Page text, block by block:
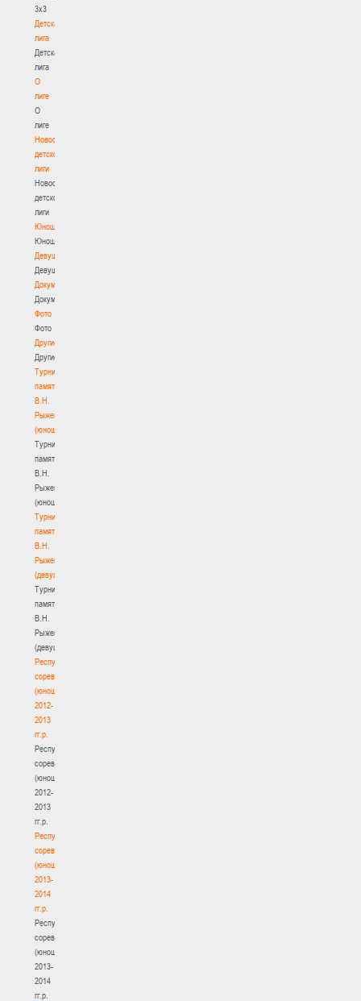
3х3
Детская
лига
Детская
лига
О
лиге
О
лиге
Новости
детской
лиги
Новости
детской
лиги
Юноши
Юноши
Девушки
Девушки
Документы
Документы
Фото
Фото
Другие
Другие
Турнир
памяти
В.Н.
Рыженкова
(юноши)
Турнир
памяти
В.Н.
Рыженкова
(юноши)
Турнир
памяти
В.Н.
Рыженкова
(девушки)
Турнир
памяти
В.Н.
Рыженкова
(девушки)
Республиканские
соревнования
(юноши)
2012-
2013
гг.р.
Республиканские
соревнования
(юноши)
2012-
2013
гг.р.
Республиканские
соревнования
(юноши)
2013-
2014
гг.р.
Республиканские
соревнования
(юноши)
2013-
2014
гг.р.